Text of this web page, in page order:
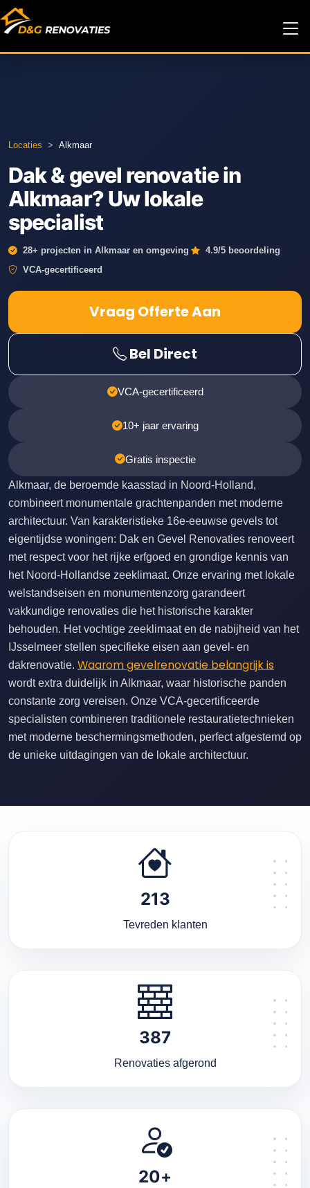
Locaties > Alkmaar
Dak & gevel renovatie in
Alkmaar? Uw lokale
specialist
28+ projecten in Alkmaar en omgeving· 4.9/5 beoordeling·
VCA-gecertificeerd
Alkmaar, de beroemde kaasstad in Noord-Holland,
combineert monumentale grachtenpanden met moderne
architectuur. Van karakteristieke 16e-eeuwse gevels tot
eigentijdse woningen: Dak en Gevel Renovaties renoveert
met respect voor het rijke erfgoed en grondige kennis van
het Noord-Hollandse zeeklimaat. Onze ervaring met lokale
welstandseisen en monumentenzorg garandeert
vakkundige renovaties die het historische karakter
behouden. Het vochtige zeeklimaat en de nabijheid van het
IJsselmeer stellen specifieke eisen aan gevel- en
dakrenovatie. Waarom gevelrenovatie belangrijk is
wordt extra duidelijk in Alkmaar, waar historische panden
constante zorg vereisen. Onze VCA-gecertificeerde
specialisten combineren traditionele restauratietechnieken
met moderne beschermingsmethoden, perfect afgestemd op
de unieke uitdagingen van de lokale architectuur.
Vraag Offerte Aan
Bel Direct
VCA-gecertificeerd
10+ jaar ervaring
Gratis inspectie
213
Tevreden klanten
387
Renovaties afgerond
20+